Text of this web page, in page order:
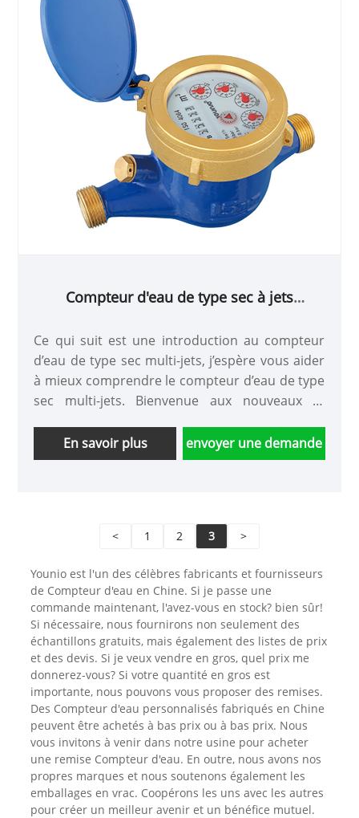
Compteur d'eau de type sec à jets
Ce qui suit est une introduction au compteur
d’eau de type sec multi-jets, j’espère vous aider
à mieux comprendre le compteur d’eau de type
sec multi-jets. Bienvenue aux nouveaux et
nous pour créer ensemble un avenir meilleur !.
En savoir plus envoyer une demande
< 1 2 3 >
Younio est l'un des célèbres fabricants et fournisseurs
de Compteur d'eau en Chine. Si je passe une
commande maintenant, l'avez-vous en stock? bien sûr!
Si nécessaire, nous fournirons non seulement des
échantillons gratuits, mais également des listes de prix
et des devis. Si je veux vendre en gros, quel prix me
donnerez-vous? Si votre quantité en gros est
importante, nous pouvons vous proposer des remises.
Des Compteur d'eau personnalisés fabriqués en Chine
peuvent être achetés à bas prix ou à bas prix. Nous
vous invitons à venir dans notre usine pour acheter
une remise Compteur d'eau. En outre, nous avons nos
propres marques et nous soutenons également les
emballages en vrac. Coopérons les uns avec les autres
pour créer un meilleur avenir et un bénéfice mutuel.